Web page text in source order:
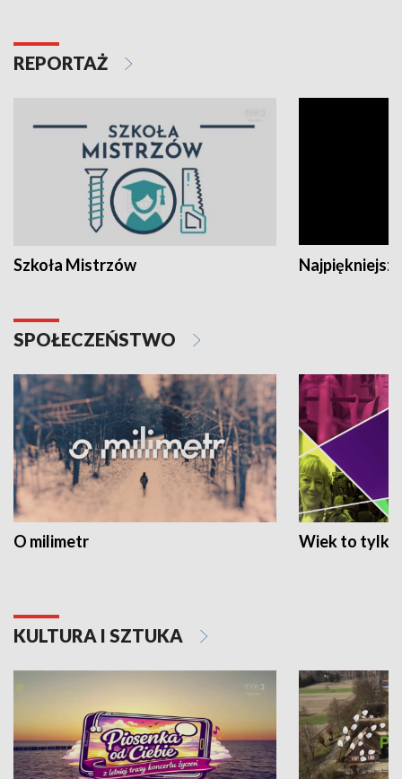
REPORTAŻ
Szkoła Mistrzów
SPOŁECZEŃSTWO
O milimetr Wiek to tylko
KULTURA I SZTUKA